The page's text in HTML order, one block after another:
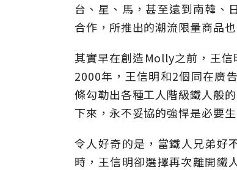
台、星、馬，甚至遠到南韓、
合作，所推出的潮流限量商品
其實早在創造Molly之前，王信
2000年，王信明和2個同在廣
條勾勒出各種工人階級鐵人般
下來，永不妥協的強悍是必要生
令人好奇的是，當鐵人兄弟好
時，王信明卻選擇再次離開鐵